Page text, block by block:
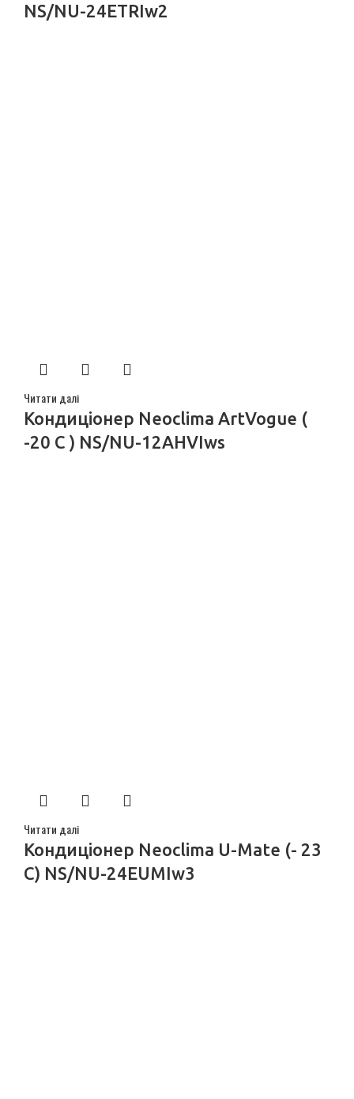
NS/NU-24ETRIw2
Читати далі
Кондиціонер Neoclima ArtVogue (
-20 C ) NS/NU-12AHVIws
Читати далі
Кондиціонер Neoclima U-Mate (- 23
C) NS/NU-24EUMIw3